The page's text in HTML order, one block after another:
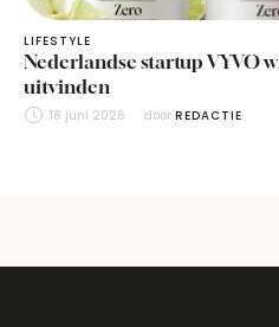
LIFESTYLE
Nederlandse startup VYVO
uitvinden
18 juni 2026 door REDACTIE